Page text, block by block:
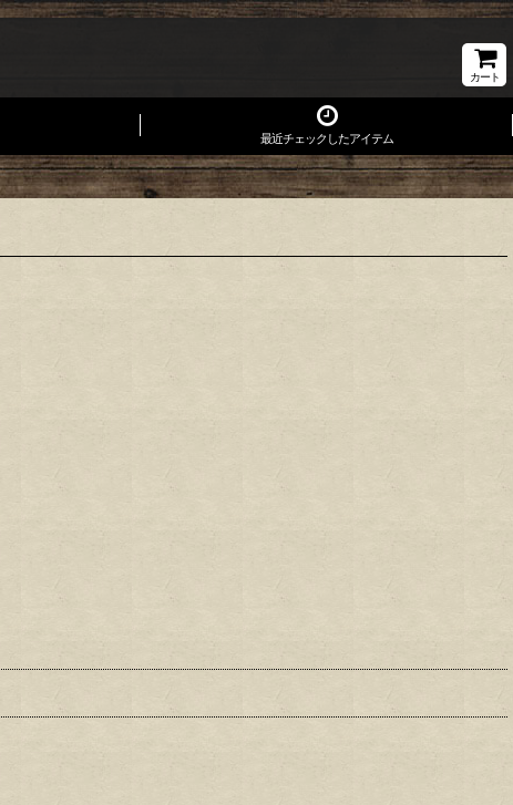
カート
最近チェックしたアイテム